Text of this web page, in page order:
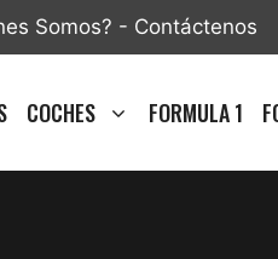
Somos? - Contáctenos
COCHES FORMULA 1